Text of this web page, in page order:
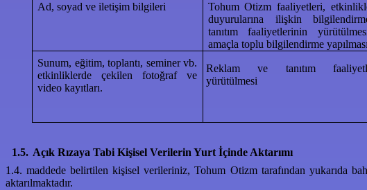
Ad, soyad ve iletişim bilgileri
Tohum Otizm faaliyetleri,
duyurularına ilişkin
tanıtım faaliyetlerinin
amaçla toplu bilgilendirme
Sunum, eğitim, toplantı, seminer vb.
etkinliklerde çekilen fotoğraf ve
video kayıtları.
Reklam ve tanıtım
yürütülmesi
1.5. Açık Rızaya Tabi Kişisel Verilerin Yurt İçinde Aktarımı
1.4. maddede belirtilen kişisel verileriniz, Tohum Otizm tarafından yukarıda
aktarılmaktadır.